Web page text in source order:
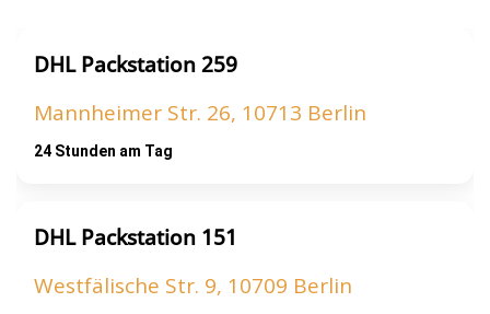
DHL Packstation 259
Mannheimer Str. 26, 10713 Berlin
24 Stunden am Tag
DHL Packstation 151
Westfälische Str. 9, 10709 Berlin